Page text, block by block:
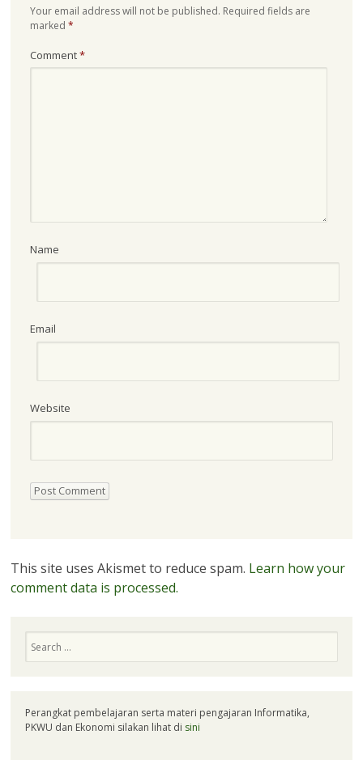
Your email address will not be published. Required fields are
marked *
Comment*
Name
Email
Website
This site uses Akismet to reduce spam. Learn how your
comment data is processed.
Perangkat pembelajaran serta materi pengajaran Informatika,
PKWU dan Ekonomi silakan lihat di sini